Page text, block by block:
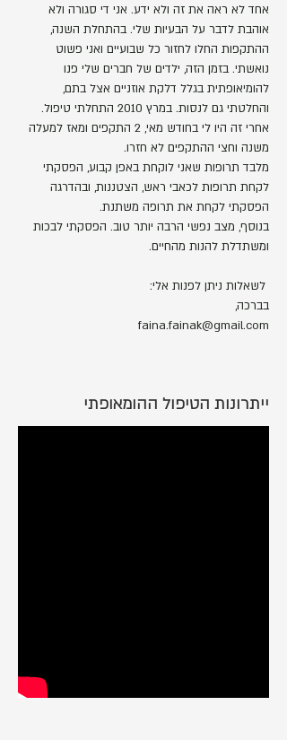
אחד לא ראה את זה ולא ידע. אני די סגורה ולא
אוהבת לדבר על הבעיות שלי. בהתחלת השנה,
ההתקפות החלו לחזור כל שבועיים ואני פשוט
נואשתי. בזמן הזה, ילדים של חברים שלי פנו
להומיאופתית בגלל דלקת אוזניים אצל בתם,
והחלטתי גם לנסות. במרץ 2010 התחלתי טיפול.
אחרי זה היו לי בחודש מאי, 2 התקפים ומאז למעלה
משנה וחצי ההתקפים לא חזרו.
מלבד תרופות שאני לוקחת באפן קבוע, הפסקתי
לקחת תרופות לכאבי ראש, הצטננות, ובהדרגה
הפסקתי לקחת את תרופה משתנת.
בנוסף, מצב נפשי הרבה יותר טוב. הפסקתי לבכות
ומשתדלת להנות מהחיים.
לשאלות ניתן לפנות אלי:
בברכה,
faina.fainak@gmail.com
ייתרונות הטיפול ההומאופתי